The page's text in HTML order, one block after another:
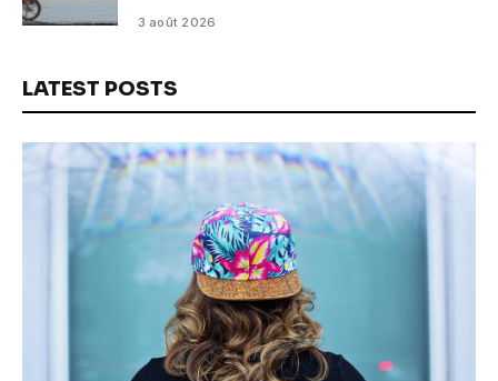
3 août 2026
LATEST POSTS